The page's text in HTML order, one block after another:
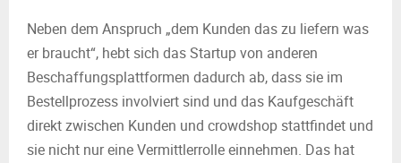
Neben dem Anspruch „dem Kunden das zu liefern was
er braucht“, hebt sich das Startup von anderen
Beschaffungsplattformen dadurch ab, dass sie im
Bestellprozess involviert sind und das Kaufgeschäft
direkt zwischen Kunden und crowdshop stattfindet und
sie nicht nur eine Vermittlerrolle einnehmen. Das hat